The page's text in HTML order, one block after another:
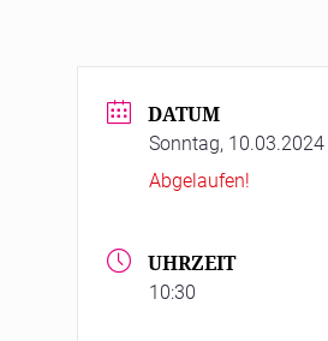
DATUM
Sonntag, 10.03.2024
Abgelaufen!
UHRZEIT
10:30